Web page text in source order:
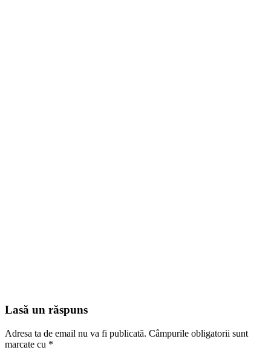
Lasă un răspuns
Adresa ta de email nu va fi publicată. Câmpurile obligatorii sunt
marcate cu *